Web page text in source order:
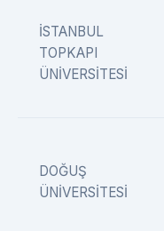
İSTANBUL
TOPKAPI
ÜNİVERSİTESİ
DOĞUŞ
ÜNİVERSİTESİ